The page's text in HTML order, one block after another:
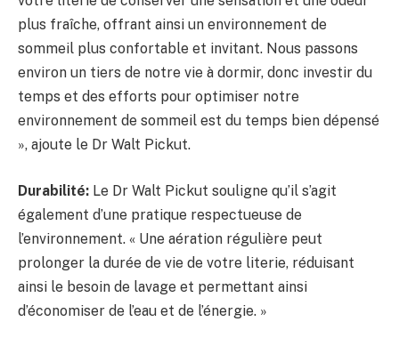
plus fraîche, offrant ainsi un environnement de
sommeil plus confortable et invitant. Nous passons
environ un tiers de notre vie à dormir, donc investir du
temps et des efforts pour optimiser notre
environnement de sommeil est du temps bien dépensé
», ajoute le Dr Walt Pickut.
Durabilité: Le Dr Walt Pickut souligne qu’il s’agit
également d’une pratique respectueuse de
l’environnement. « Une aération régulière peut
prolonger la durée de vie de votre literie, réduisant
ainsi le besoin de lavage et permettant ainsi
d’économiser de l’eau et de l’énergie. »